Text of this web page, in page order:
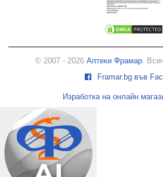
© 2007 - 2026 Аптеки Фрамар.
Framar.bg във
Изработка на онлайн